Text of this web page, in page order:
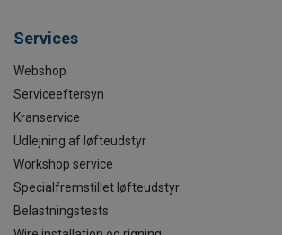
Services
Webshop
Serviceeftersyn
Kranservice
Udlejning af løfteudstyr
Workshop service
Specialfremstillet løfteudstyr
Belastningstests